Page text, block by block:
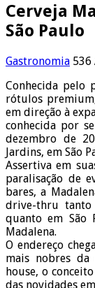
Cerveja
São Paulo
Gastronomia 536
Conhecida pelo
rótulos
em direção à
conhecida por
dezembro de
Jardins, em São
Assertiva em
paralisação de
bares, a
drive-thru tanto
quanto em São
Madalena.
O endereço
mais nobres da
house, o
das novidades